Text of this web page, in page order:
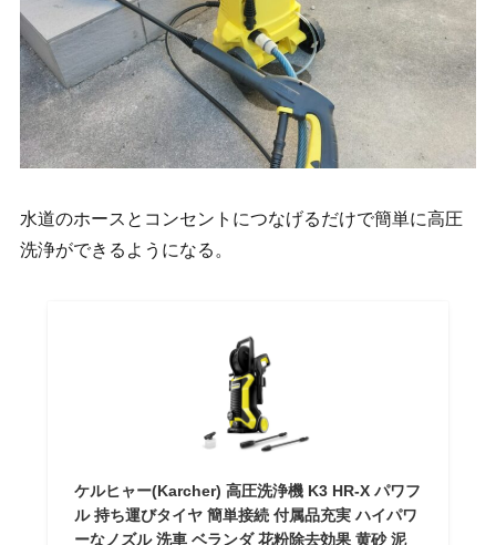
水道のホースとコンセントにつなげるだけで簡単に高圧
洗浄ができるようになる。
ケルヒャー(Karcher) 高圧洗浄機 K3 HR-X パワフ
ル 持ち運びタイヤ 簡単接続 付属品充実 ハイパワ
ーなノズル 洗車 ベランダ 花粉除去効果 黄砂 泥